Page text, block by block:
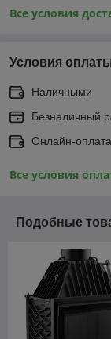
Все условия
Условия
Наличными
Безналичный
Онлайн-оплата
Все условия
Подобные